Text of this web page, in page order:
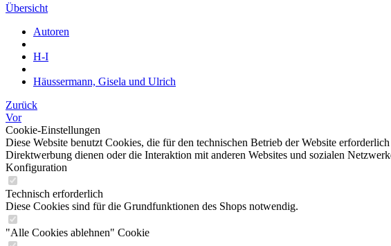
Übersicht
Autoren
H-I
Häussermann, Gisela und Ulrich
Zurück
Vor
Cookie-Einstellungen
Diese Website benutzt Cookies, die für den technischen Betrieb der Website
Direktwerbung dienen oder die Interaktion mit anderen Websites und sozialen
Konfiguration
Technisch erforderlich
Diese Cookies sind für die Grundfunktionen des Shops notwendig.
"Alle Cookies ablehnen" Cookie